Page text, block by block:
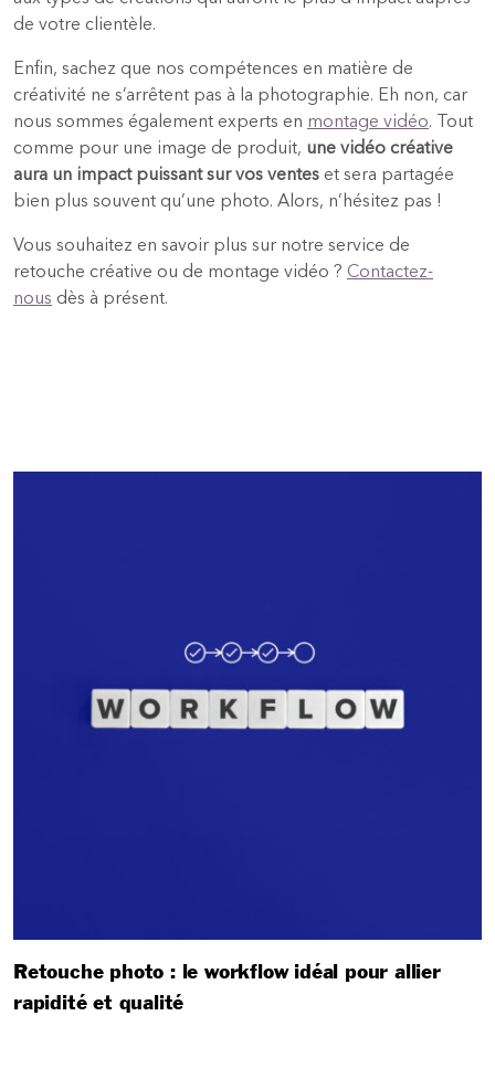
de votre clientèle.
Enfin, sachez que nos compétences en matière de
créativité ne s’arrêtent pas à la photographie. Eh non, car
nous sommes également experts en montage vidéo. Tout
comme pour une image de produit, une vidéo créative
aura un impact puissant sur vos ventes et sera partagée
bien plus souvent qu’une photo. Alors, n’hésitez pas !
Vous souhaitez en savoir plus sur notre service de
retouche créative ou de montage vidéo ? Contactez-
nous dès à présent.
Retouche photo : le workflow idéal pour allier
rapidité et qualité